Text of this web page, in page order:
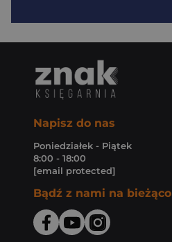
Napisz do nas
Poniedziałek - Piątek
8:00 - 18:00
[email protected]
Bądź z nami na bieżąco